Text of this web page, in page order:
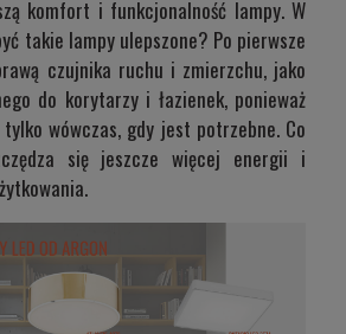
komfort i funkcjonalność lampy. W
takie lampy ulepszone? Po pierwsze
czujnika ruchu i zmierzchu, jako
do korytarzy i łazienek, ponieważ
tylko wówczas, gdy jest potrzebne. Co
się jeszcze więcej energii i